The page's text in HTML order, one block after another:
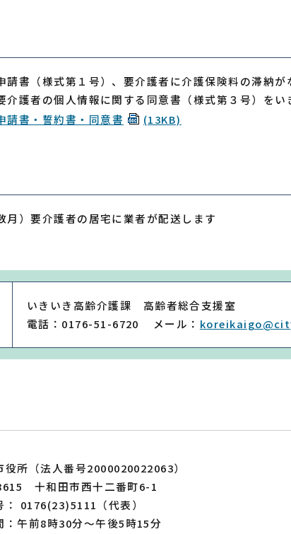
請書（様式第１号）、要介護者に介護保険料の滞納
介護者の個人情報に関する同意書（様式第３号）を
請書・誓約書・同意書 (13KB)
月）要介護者の居宅に業者が配送します
いきいき高齢介護課 高齢者総合支援室
電話：0176-51-6720
メール：
役所（法人番号2000020022063）
十和田市西十二番町6-1
： 0176(23)5111（代表）
：午前8時30分～午後5時15分